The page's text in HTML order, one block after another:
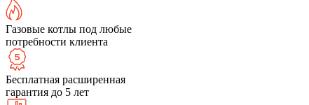
Газовые котлы под любые
потребности клиента
Бесплатная расширенная
гарантия до 5 лет